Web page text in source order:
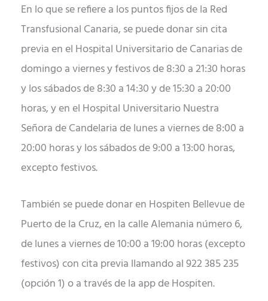
En lo que se refiere a los puntos fijos de la Red
Transfusional Canaria, se puede donar sin cita
previa en el Hospital Universitario de Canarias de
domingo a viernes y festivos de 8:30 a 21:30 horas
y los sábados de 8:30 a 14:30 y de 15:30 a 20:00
horas, y en el Hospital Universitario Nuestra
Señora de Candelaria de lunes a viernes de 8:00 a
20:00 horas y los sábados de 9:00 a 13:00 horas,
excepto festivos.
También se puede donar en Hospiten Bellevue de
Puerto de la Cruz, en la calle Alemania número 6,
de lunes a viernes de 10:00 a 19:00 horas (excepto
festivos) con cita previa llamando al 922 385 235
(opción 1) o a través de la app de Hospiten.